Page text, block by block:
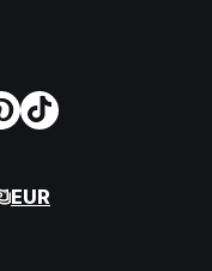
EUR